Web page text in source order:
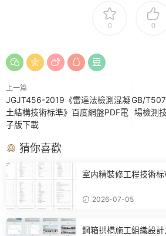
0 0
上一篇
JGJT456-2019《雷達法檢測混凝
土結構技術标準》百度網盤PDF電
子版下載
GB/
場檢測
猜你喜歡
室内精裝修工程技術
2026-07-05
鋼箱拱橋施工組織設